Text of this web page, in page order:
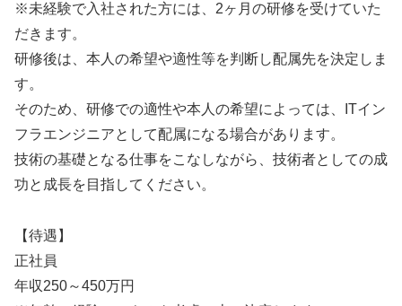
※未経験で入社された方には、2ヶ月の研修を受けていた
だきます。
研修後は、本人の希望や適性等を判断し配属先を決定しま
す。
そのため、研修での適性や本人の希望によっては、ITイン
フラエンジニアとして配属になる場合があります。
技術の基礎となる仕事をこなしながら、技術者としての成
功と成長を目指してください。
【待遇】
正社員
年収250～450万円